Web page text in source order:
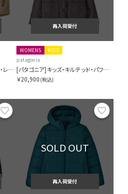
[パタゴニア]キッズ・リバーシブル・レディ・フレディ・ベスト
再入荷受付
WOMENS
KIDS
patagonia
[パタゴニア]キッズ・キルテッド・パファー
￥20,900 (税込)
お気に入り
SOLD OUT
再入荷受付